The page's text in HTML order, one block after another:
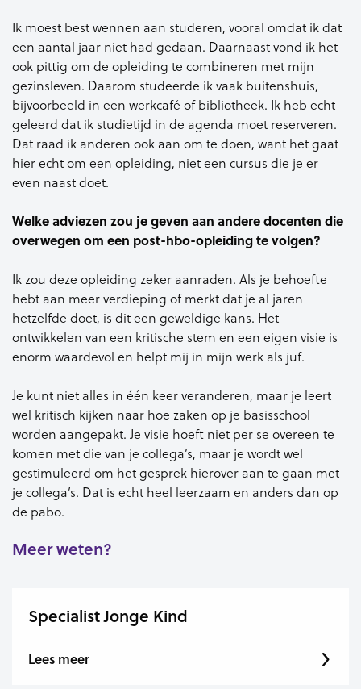
Ik moest best wennen aan studeren, vooral omdat ik dat
een aantal jaar niet had gedaan. Daarnaast vond ik het
ook pittig om de opleiding te combineren met mijn
gezinsleven. Daarom studeerde ik vaak buitenshuis,
bijvoorbeeld in een werkcafé of bibliotheek. Ik heb echt
geleerd dat ik studietijd in de agenda moet reserveren.
Dat raad ik anderen ook aan om te doen, want het gaat
hier echt om een opleiding, niet een cursus die je er
even naast doet.
Welke adviezen zou je geven aan andere docenten die
overwegen om een post-hbo-opleiding te volgen?
Ik zou deze opleiding zeker aanraden. Als je behoefte
hebt aan meer verdieping of merkt dat je al jaren
hetzelfde doet, is dit een geweldige kans. Het
ontwikkelen van een kritische stem en een eigen visie is
enorm waardevol en helpt mij in mijn werk als juf.
Je kunt niet alles in één keer veranderen, maar je leert
wel kritisch kijken naar hoe zaken op je basisschool
worden aangepakt. Je visie hoeft niet per se overeen te
komen met die van je collega’s, maar je wordt wel
gestimuleerd om het gesprek hierover aan te gaan met
je collega’s. Dat is echt heel leerzaam en anders dan op
de pabo.
Meer weten?
Specialist Jonge Kind
Lees meer